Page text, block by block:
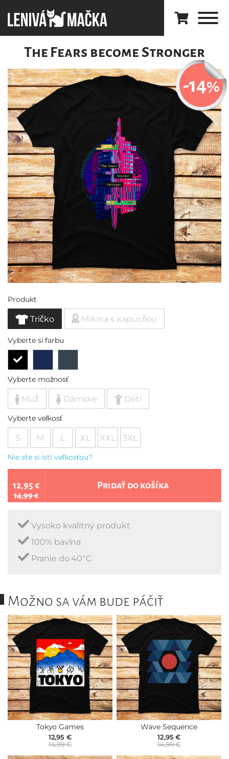
The Fears become Stronger
-14%
Produkt
Tričko Mikina s kapucňou
Vyberte si farbu
Vyberte možnosť
Muž Dámske Deti
Vyberte veľkosť
S M L XL XXL 3XL
Nie ste si istí veľkosťou?
12,95 €
14,99 €
Pridať do košíka
Vysoko kvalitný produkt
100% bavlna
Pranie do 40°C
Možno sa vám bude páčiť
Tokyo Games
12,95 €
14,99 €
Wave Sequence
12,95 €
14,99 €